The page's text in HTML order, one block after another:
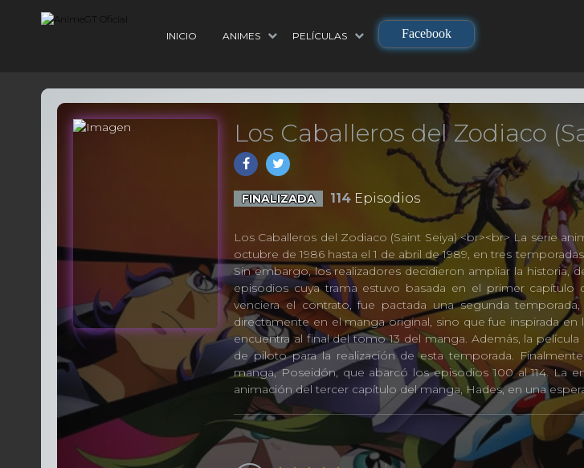
INICIO ANIMES PELÍCULAS Facebook
Los Caballeros del Zodiaco
FINALIZADA 114Episodios
Los Caballeros del Zodiaco (Saint Seiya) <br><br> La serie
octubre de 1986 hasta el 1 de abril de 1989, en tres
Sin embargo, los realizadores decidieron ampliar la historia,
episodios cuya trama estuvo basada en el primer
venciera el contrato, fue pactada una segunda
directamente en el manga original, sino que fue inspirada
encuentra al final del tomo 13 del manga. Además, la
de piloto para la realización de esta temporada.
manga, Poseidón, que abarcó los episodios 100 al 114. La
animación del tercer capítulo del manga, Hades, en una